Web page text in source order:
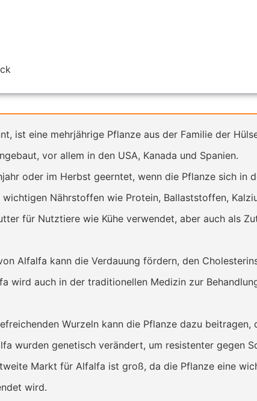
ist eine mehrjährige Pflanze aus der Familie der
vor allem in den USA, Kanada und Spanien.
oder im Herbst geerntet, wenn die Pflanze sich in
Nährstoffen wie Protein, Ballaststoffen,
für Nutztiere wie Kühe verwendet, aber auch als
Alfalfa kann die Verdauung fördern, den
wird auch in der traditionellen Medizin zur
Wurzeln kann die Pflanze dazu
wurden genetisch verändert, um resistenter gegen
Markt für Alfalfa ist groß, da die Pflanze eine
wird.